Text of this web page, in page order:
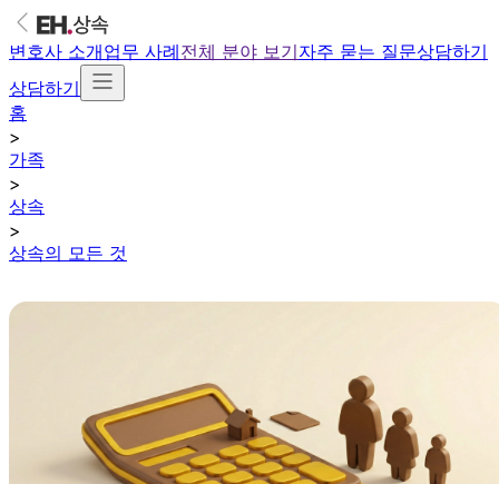
변호사 소개업무 사례전체 분야 보기자주 묻는 질문상담하기
상담하기
홈
>
가족
>
상속
>
상속의 모든 것